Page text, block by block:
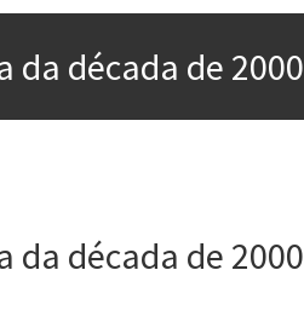
do sucesso
o “direito à tristeza”
da década de 2000
da década de 2000